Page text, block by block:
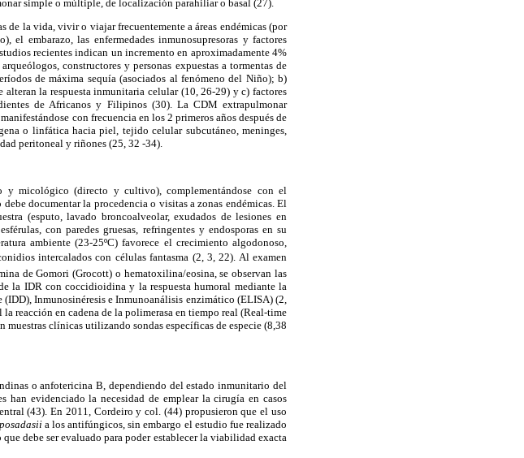
simple o múltiple, de localización parahiliar o basal (27).
de la vida, vivir o viajar frecuentemente a áreas endémicas (por
embarazo, las enfermedades inmunosupresoras y factores
recientes indican un incremento en aproximadamente 4%
constructores y personas expuestas a tormentas de
de máxima sequía (asociados al fenómeno del Niño); b)
la respuesta inmunitaria celular (10, 26-29) y c) factores
de Africanos y Filipinos (30). La CDM extrapulmonar
con frecuencia en los 2 primeros años después de
o linfática hacia piel, tejido celular subcutáneo, meninges,
peritoneal y riñones (25, 32 -34).
micológico (directo y cultivo), complementándose con el
documentar la procedencia o visitas a zonas endémicas. El
(esputo, lavado broncoalveolar, exudados de lesiones en
con paredes gruesas, refringentes y endosporas en su
ambiente (23-25ºC) favorece el crecimiento algodonoso,
intercalados con células fantasma (2, 3, 22). Al examen
de Gomori (Grocott) o hematoxilina/eosina, se observan las
la IDR con coccidioidina y la respuesta humoral mediante la
Inmunosinéresis e Inmunoanálisis enzimático (ELISA) (2,
reacción en cadena de la polimerasa en tiempo real (Real-time
muestras clínicas utilizando sondas específicas de especie (8,38
o anfotericina B, dependiendo del estado inmunitario del
han evidenciado la necesidad de emplear la cirugía en casos
(43). En 2011, Cordeiro y col. (44) propusieron que el uso
a los antifúngicos, sin embargo el estudio fue realizado
debe ser evaluado para poder establecer la viabilidad exacta